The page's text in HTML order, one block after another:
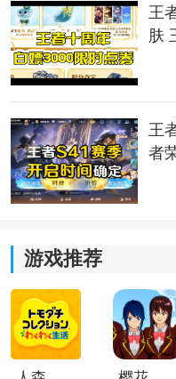
诺都有几率同时登场;
小编简评：
家参考一下吧！
王
肤
王
者
游戏推荐